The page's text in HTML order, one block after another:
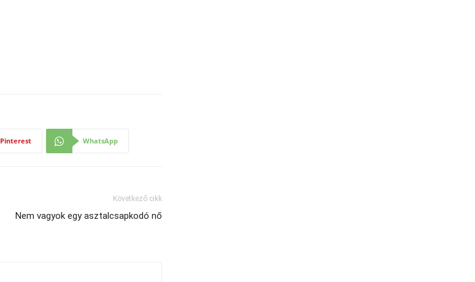
Pinterest WhatsApp
Következő cikk
Nem vagyok egy asztalcsapkodó nő